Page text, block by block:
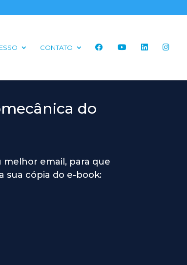
CONTATO
do
melhor email, para que
sua cópia do e-book: